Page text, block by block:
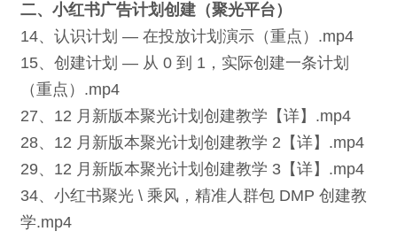
二、小红书广告计划创建（聚光平台）
14、认识计划 — 在投放计划演示（重点）.mp4
15、创建计划 — 从 0 到 1，实际创建一条计划
（重点）.mp4
27、12 月新版本聚光计划创建教学【详】.mp4
28、12 月新版本聚光计划创建教学 2【详】.mp4
29、12 月新版本聚光计划创建教学 3【详】.mp4
34、小红书聚光 \ 乘风，精准人群包 DMP 创建教
学.mp4